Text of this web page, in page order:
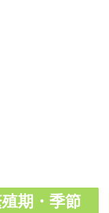
期・季節